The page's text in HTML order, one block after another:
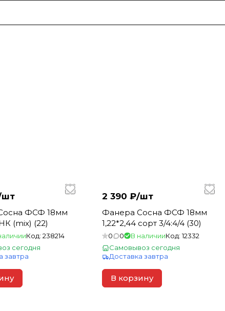
шт
ФСФ 18мм
(mix) (22)
Код: 238214
сегодня
завтра
2 390 ₽/шт
Фанера Сосна ФСФ 18мм
1,22*2,44 сорт 3/4:4/4 (30)
0 0 В наличииКод:12332
Самовывоз сегодня
Доставка завтра
В корзину